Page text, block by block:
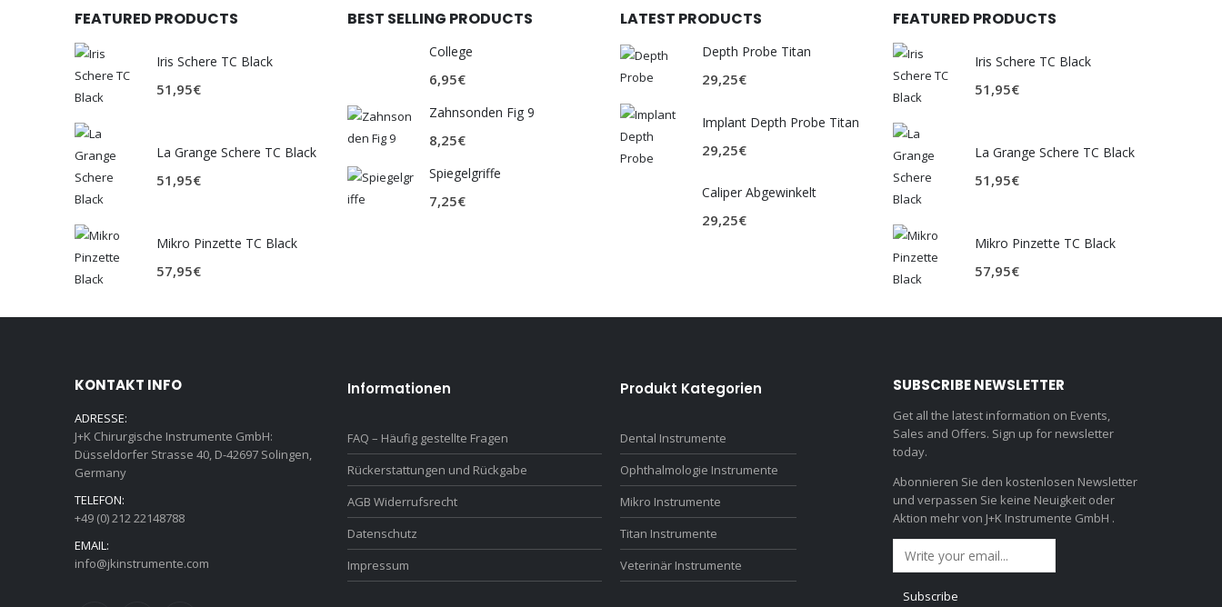
FEATURED PRODUCTS
Iris Schere TC Black
51,95€
La Grange Schere TC Black
51,95€
Mikro Pinzette TC Black
57,95€
BEST SELLING PRODUCTS
College
6,95€
Zahnsonden Fig 9
8,25€
Spiegelgriffe
7,25€
LATEST PRODUCTS
Depth Probe Titan
29,25€
Implant Depth Probe Titan
29,25€
Caliper Abgewinkelt
29,25€
FEATURED PRODUCTS
Iris Schere TC Black
51,95€
La Grange Schere TC Black
51,95€
Mikro Pinzette TC Black
57,95€
KONTAKT INFO
ADRESSE:
J+K Chirurgische Instrumente GmbH:
Düsseldorfer Strasse 40, D-42697 Solingen,
Germany
TELEFON:
+49 (0) 212 22148788
EMAIL:
info@jkinstrumente.com
Informationen
FAQ – Häufig gestellte Fragen
Rückerstattungen und Rückgabe
AGB Widerrufsrecht
Datenschutz
Impressum
Produkt Kategorien
Dental Instrumente
Ophthalmologie Instrumente
Mikro Instrumente
Titan Instrumente
Veterinär Instrumente
SUBSCRIBE NEWSLETTER
Get all the latest information on Events,
Sales and Offers. Sign up for newsletter
today.
Abonnieren Sie den kostenlosen Newsletter
und verpassen Sie keine Neuigkeit oder
Aktion mehr von J+K Instrumente GmbH .